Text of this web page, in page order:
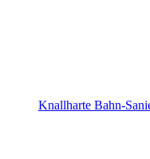
Knallharte Bahn-